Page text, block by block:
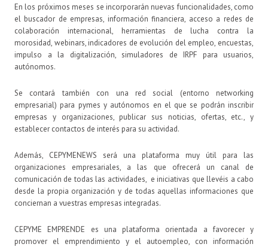
En los próximos meses se incorporarán nuevas funcionalidades, como
el buscador de empresas, información financiera, acceso a redes de
colaboración internacional, herramientas de lucha contra la
morosidad, webinars, indicadores de evolución del empleo, encuestas,
impulso a la digitalización, simuladores de IRPF para usuarios,
autónomos.
Se contará también con una red social (entorno networking
empresarial) para pymes y autónomos en el que se podrán inscribir
empresas y organizaciones, publicar sus noticias, ofertas, etc., y
establecer contactos de interés para su actividad.
Además, CEPYMENEWS será una plataforma muy útil para las
organizaciones empresariales, a las que ofrecerá un canal de
comunicación de todas las actividades, e iniciativas que llevéis a cabo
desde la propia organización y de todas aquellas informaciones que
conciernan a vuestras empresas integradas.
CEPYME EMPRENDE es una plataforma orientada a favorecer y
promover el emprendimiento y el autoempleo, con información